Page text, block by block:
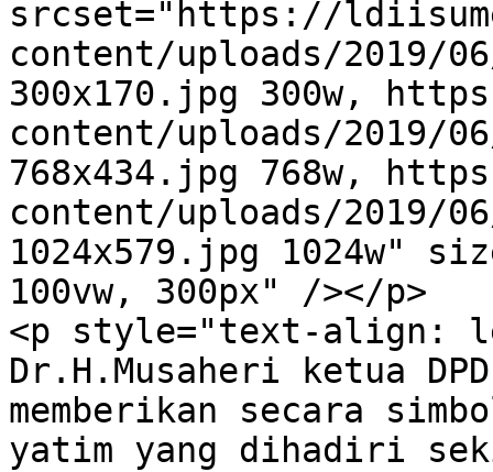
srcset="https://
content/uploads/2019/
300x170.jpg 300w,
content/uploads/2019/
768x434.jpg 768w,
content/uploads/2019/
1024x579.jpg 1024w"
100vw, 300px" /></p>
<p style="text-align:
Dr.H.Musaheri ketua
memberikan secara
yatim yang dihadiri